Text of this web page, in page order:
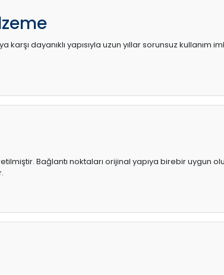
dayanıklı yapısıyla uzun yıllar sorunsuz kullanım
Bağlantı noktaları orijinal yapıya birebir uygun